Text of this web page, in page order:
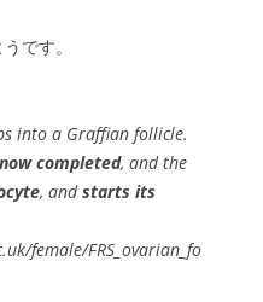
です。
into a Graffian follicle.
completed, and the
, andstarts its
female/FRS_ovarian_fo